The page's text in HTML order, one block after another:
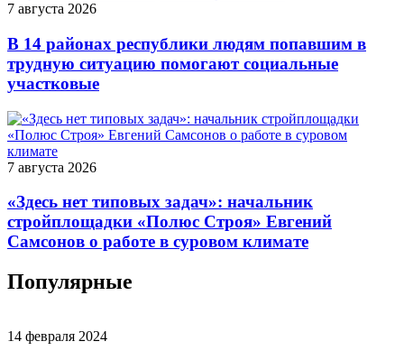
7 августа 2026
В 14 районах республики людям попавшим в
трудную ситуацию помогают социальные
участковые
7 августа 2026
«Здесь нет типовых задач»: начальник
стройплощадки «Полюс Строя» Евгений
Самсонов о работе в суровом климате
Популярные
14 февраля 2024